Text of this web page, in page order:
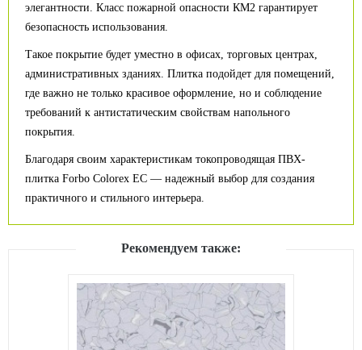
элегантности. Класс пожарной опасности КМ2 гарантирует
безопасность использования.
Такое покрытие будет уместно в офисах, торговых центрах,
административных зданиях. Плитка подойдет для помещений,
где важно не только красивое оформление, но и соблюдение
требований к антистатическим свойствам напольного
покрытия.
Благодаря своим характеристикам токопроводящая ПВХ-
плитка Forbo Colorex EC — надежный выбор для создания
практичного и стильного интерьера.
Рекомендуем также: